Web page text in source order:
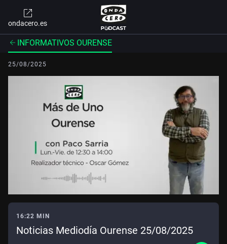
ondacero.es
INFORMATIVOS OURENSE
25/08/2025
16:22 MIN
Noticias Mediodía Ourense 25/08/2025